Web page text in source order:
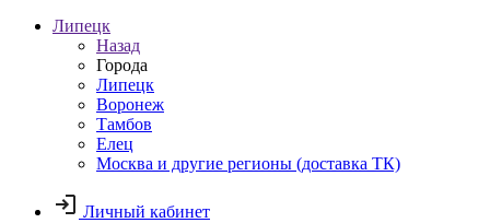
Липецк
Назад
Города
Липецк
Воронеж
Тамбов
Елец
Москва и другие регионы (доставка ТК)
Личный кабинет